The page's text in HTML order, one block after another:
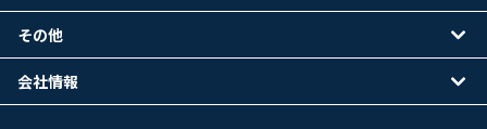
その他
会社情報